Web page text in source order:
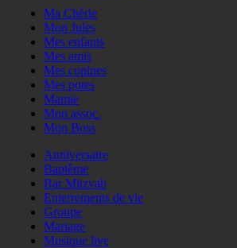
Ma Chérie
Mon Jules
Mes enfants
Mes amis
Mes copines
Mes potes
Mamie
Mon assoc.
Mon Boss
Anniversaire
Baptême
Bar Mitzvah
Enterrements de vie
Groupe
Mariage
Musique live